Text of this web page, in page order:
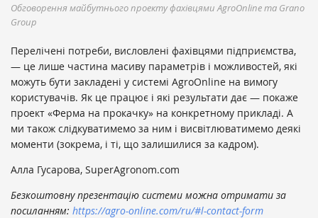
Обговорення майбутнього проекту фахівцями AgroOnline та Grano
Group
Перелічені потреби, висловлені фахівцями підприємства,
— це лише частина масиву параметрів і можливостей, які
можуть бути закладені у системі AgroOnline на вимогу
користувачів. Як це працює і які результати дає — покаже
проект «Ферма на прокачку» на конкретному прикладі. А
ми також слідкуватимемо за ним і висвітлюватимемо деякі
моменти (зокрема, і ті, що залишилися за кадром).
Алла Гусарова, SuperAgronom.com
Безкоштовну презентацію системи можна отримати за
посиланням: https://agro-online.com/ru/#l-contact-form